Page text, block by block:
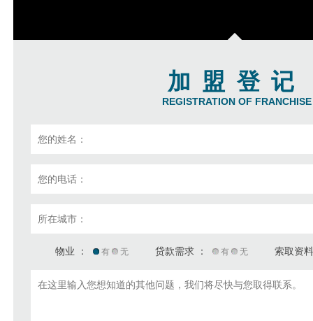
加盟登记
REGISTRATION OF FRANCHISE
物业 ： 有 无 贷款需求 ： 有 无 索取资